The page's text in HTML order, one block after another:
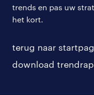
trends en pas uw
het kort.
terug naar
download